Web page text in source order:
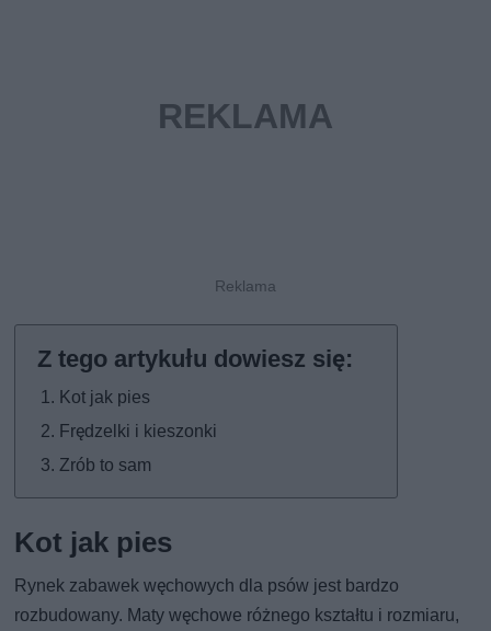
Kot jak pies
Frędzelki i kieszonki
Zrób to sam
Kot jak pies
Rynek zabawek węchowych dla psów jest bardzo
rozbudowany. Maty węchowe różnego kształtu i rozmiaru,